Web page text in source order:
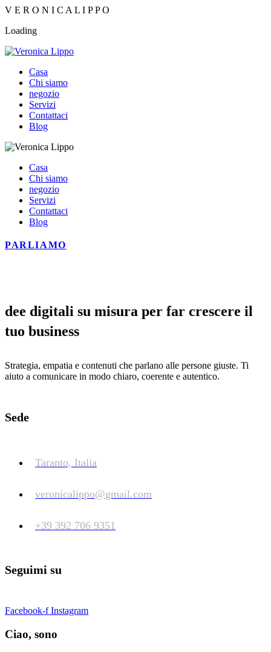
V E R O N I C A L I PPO
Loading
Casa
Chi siamo
negozio
Servizi
Contattaci
Blog
Casa
Chi siamo
negozio
Servizi
Contattaci
Blog
PARLIAMO
dee digitali su misura per far crescere il
tuo business
Strategia, empatia e contenuti che parlano alle persone giuste. Ti
aiuto a comunicare in modo chiaro, coerente e autentico.
Sede
Taranto, Italia
veronicalippo@gmail.com
+39 392 706 9351
Seguimi su
Facebook-f Instagram
Ciao, sono